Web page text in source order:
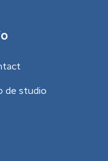
de studio